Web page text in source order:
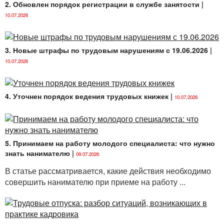
2. Обновлен порядок регистрации в службе занятости |
10.07.2026
3. Новые штрафы по трудовым нарушениям с 19.06.2026 |
10.07.2026
4. Уточнен порядок ведения трудовых книжек | 10.07.2026
5. Принимаем на работу молодого специалиста: что нужно
знать нанимателю | 09.07.2026
В статье рассматривается, какие действия необходимо
совершить нанимателю при приеме на работу ...